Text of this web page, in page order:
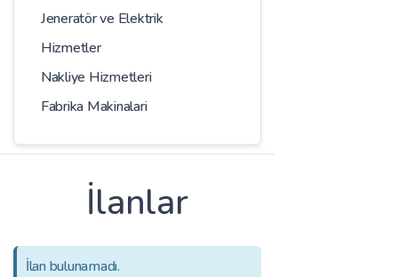
Jeneratör ve Elektrik
Hizmetler
Nakliye Hizmetleri
Fabrika Makinalari
İlanlar
İlan bulunamadı.